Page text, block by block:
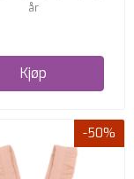
år
Kjøp
-50%